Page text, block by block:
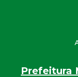
Prefeitura